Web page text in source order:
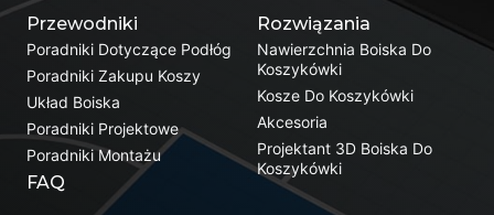
Rozwiązania
Nawierzchnia Boiska Do
Koszykówki
Kosze Do Koszykówki
Akcesoria
Projektant 3D Boiska Do
Koszykówki
Przewodniki
Poradniki Dotyczące Podłóg
Poradniki Zakupu Koszy
Układ Boiska
Poradniki Projektowe
Poradniki Montażu
FAQ